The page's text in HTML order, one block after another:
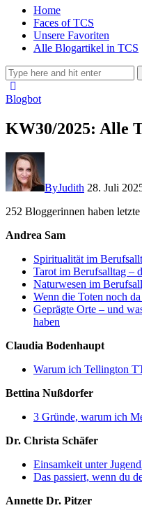
Home
Faces of TCS
Unsere Favoriten
Alle Blogartikel in TCS
Blogbot
KW30/2025: Alle
ByJudith 28. Juli
252 Bloggerinnen haben
Andrea Sam
Spiritualität im
Tarot im Berufsalltag –
Naturwesen im
Wenn die Toten noch
Geprägte Orte – und
haben
Claudia Bodenhaupt
Warum ich Tellington
Bettina Nußdorfer
3 Gründe, warum ich
Dr. Christa Schäfer
Einsamkeit unter
Das passiert, wenn du
Annette Dr. Pitzer